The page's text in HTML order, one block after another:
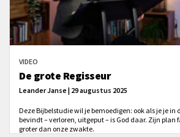
VIDEO
De grote Regisseur
Leander Janse | 29 augustus 2025
Deze Bijbelstudie wil je bemoedigen: ook als je je in
bevindt – verloren, uitgeput – is God daar. Zijn plan
groter dan onze zwakte.